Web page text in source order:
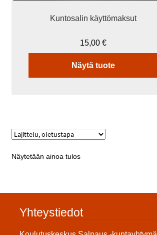
Kuntosalin käyttömaksut
15,00€
Näytä tuote
Näytetään ainoa tulos
Yhteystiedot